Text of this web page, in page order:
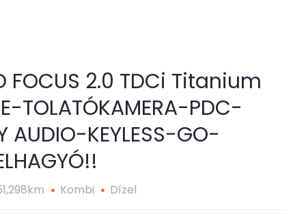
FOCUS 2.0 TDCi Titanium
TOLATÓKAMERA-PDC-
AUDIO-KEYLESS-GO-
Kombi Dízel